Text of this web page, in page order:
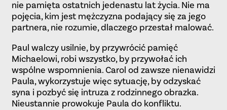
nie pamięta ostatnich jedenastu lat życia. Nie ma
pojęcia, kim jest mężczyzna podający się za jego
partnera, nie rozumie, dlaczego przestał malować.
Paul walczy usilnie, by przywrócić pamięć
Michaelowi, robi wszystko, by przywołać ich
wspólne wspomnienia. Carol od zawsze nienawidzi
Paula, wykorzystuje więc sytuację, by odzyskać
syna i pozbyć się intruza z rodzinnego obrazka.
Nieustannie prowokuje Paula do konfliktu.